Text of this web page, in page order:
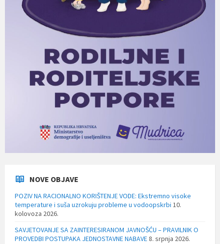
NOVE OBJAVE
POZIV NA RACIONALNO KORIŠTENJE VODE: Ekstremno visoke
temperature i suša uzrokuju probleme u vodoopskrbi 10.
kolovoza 2026.
SAVJETOVANJE SA ZAINTERESIRANOM JAVNOŠĆU – PRAVILNIK O
PROVEDBI POSTUPAKA JEDNOSTAVNE NABAVE8. srpnja 2026.